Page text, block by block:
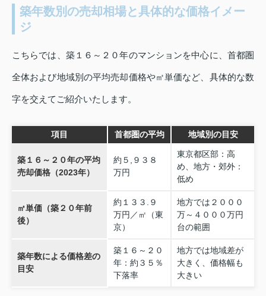
築年数別の売却相場と具体的な価格イメー
ジ
こちらでは、築１６～２０年のマンションを中心に、首都圏
全体および地域別の平均売却価格や㎡単価など、具体的な数
字を交えてご紹介いたします。
項目 首都圏の平均 地域別の目安
築１６～２０年の平均
売却価格（2023年）
約５,９３８
万円
東京都区部：高
め、地方・郊外：
低め
㎡単価（築２０年前
後）
約１３３.９
万円／㎡（東
京）
地方では２０００
万～４０００万円
台の範囲
築年数による価格差の
目安
築１６～２０
年：約３５％
下落率
地方では地域差が
大きく、価格幅も
大きい